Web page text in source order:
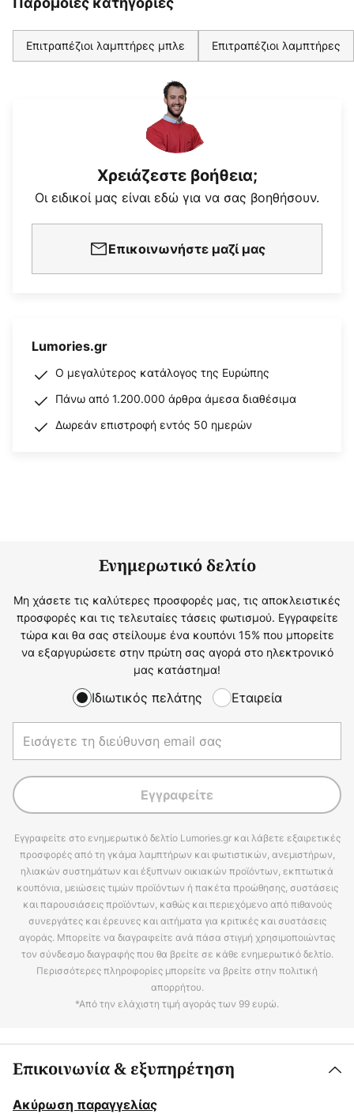
Επιτραπέζιοι λαμπτήρες μπλε Επιτραπέζιοι λαμπτήρες
Χρειάζεστε βοήθεια;
Οι ειδικοί μας είναι εδώ για να σας βοηθήσουν.
Επικοινωνήστε μαζί μας
Lumories.gr
Ο μεγαλύτερος κατάλογος της Ευρώπης
Πάνω από 1.200.000 άρθρα άμεσα διαθέσιμα
Δωρεάν επιστροφή εντός 50 ημερών
Ενημερωτικό δελτίο
Μη χάσετε τις καλύτερες προσφορές μας, τις αποκλειστικές
προσφορές και τις τελευταίες τάσεις φωτισμού. Εγγραφείτε
τώρα και θα σας στείλουμε ένα κουπόνι 15% που μπορείτε
να εξαργυρώσετε στην πρώτη σας αγορά στο ηλεκτρονικό
μας κατάστημα!
Ιδιωτικός πελάτης Εταιρεία
Εγγραφείτε
Εγγραφείτε στο ενημερωτικό δελτίο Lumories.gr και λάβετε εξαιρετικές
προσφορές από τη γκάμα λαμπτήρων και φωτιστικών, ανεμιστήρων,
ηλιακών συστημάτων και έξυπνων οικιακών προϊόντων, εκπτωτικά
κουπόνια, μειώσεις τιμών προϊόντων ή πακέτα προώθησης, συστάσεις
και παρουσιάσεις προϊόντων, καθώς και περιεχόμενο από πιθανούς
συνεργάτες και έρευνες και αιτήματα για κριτικές και συστάσεις
αγοράς. Μπορείτε να διαγραφείτε ανά πάσα στιγμή χρησιμοποιώντας
τον σύνδεσμο διαγραφής που θα βρείτε σε κάθε ενημερωτικό δελτίο.
Περισσότερες πληροφορίες μπορείτε να βρείτε στην πολιτική
απορρήτου.
*Από την ελάχιστη τιμή αγοράς των 99 ευρώ.
Επικοινωνία & εξυπηρέτηση
Ακύρωση παραγγελίας